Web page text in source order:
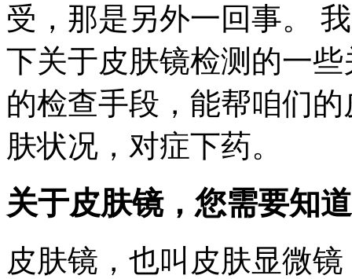
受，那是另外一回事。
下关于皮肤镜检测的一
的检查手段，能帮咱们
肤状况，对症下药。
关于皮肤镜，您需要知
皮肤镜，也叫皮肤显微